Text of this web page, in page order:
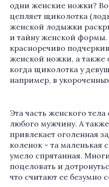
одни женские ножки?
цепляет щиколотка
женской лодыжки
и тайну женской формы.
красноречиво
женской ножки, а также
когда щиколотка у
например, в
Эта часть женского
любого мужчину. А
привлекает оголенная
коленок – та маленькая
умело спрятанная.
поцеловать и
что считают ее безумно